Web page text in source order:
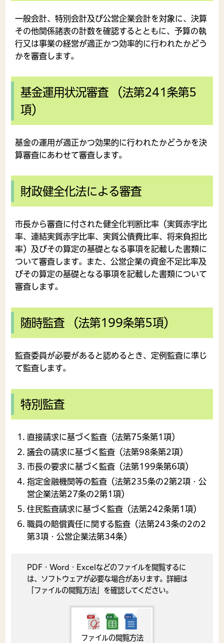
一般会計、特別会計及び公営企業会計を対象に、決算
その他関係諸表の計数を確認するとともに、予算の執
行又は事業の経営が適正かつ効率的に行われたかどう
かを審査します。
基金運用状況審査 （法第241条第5
項）
基金の運用が適正かつ効果的に行われたかどうかを決
算審査にあわせて審査します。
財政健全化法による審査
市長から審査に付された健全化判断比率（実質赤字比
率、連結実質赤字比率、実質公債費比率、将来負担比
率）及びその算定の基礎となる事項を記載した書類に
ついて審査します。また、公営企業の資金不足比率及
びその算定の基礎となる事項を記載した書類について
審査します。
随時監査 （法第199条第5項）
監査委員が必要があると認めるとき、定例監査に準じ
て監査します。
特別監査
直接請求に基づく監査（法第75条第1項）
議会の請求に基づく監査（法第98条第2項）
市長の要求に基づく監査（法第199条第6項）
指定金融機関等の監査（法第235条の2第2項・公
営企業法第27条の2第1項）
住民監査請求に基づく監査（法第242条第1項）
職員の賠償責任に関する監査（法第243条の2の2
第3項・公営企業法第34条）
PDF・Word・Excelなどのファイルを閲覧するに
は、ソフトウェアが必要な場合があります。詳細は
「ファイルの閲覧方法」を確認してください。
ファイルの閲覧方法